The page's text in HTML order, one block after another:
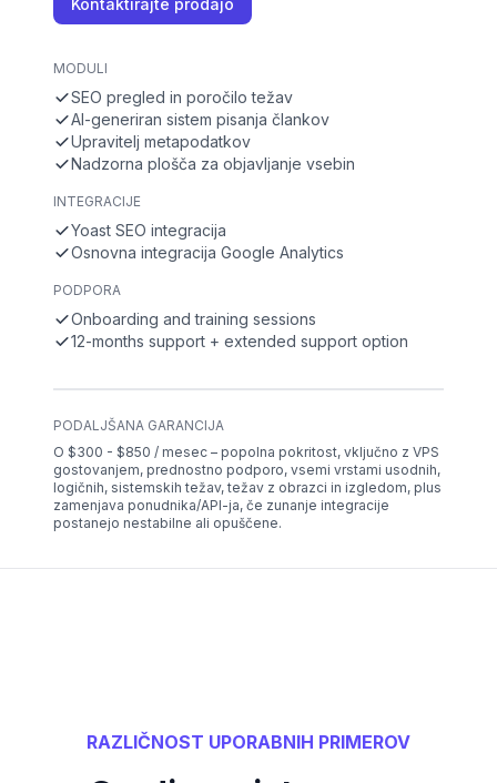
Kontaktirajte prodajo
MODULI
SEO pregled in poročilo težav
AI-generiran sistem pisanja člankov
Upravitelj metapodatkov
Nadzorna plošča za objavljanje vsebin
INTEGRACIJE
Yoast SEO integracija
Osnovna integracija Google Analytics
PODPORA
Onboarding and training sessions
12-months support + extended support option
PODALJŠANA GARANCIJA
O $300 - $850 / mesec – popolna pokritost, vključno z VPS
gostovanjem, prednostno podporo, vsemi vrstami usodnih,
logičnih, sistemskih težav, težav z obrazci in izgledom, plus
zamenjava ponudnika/API-ja, če zunanje integracije
postanejo nestabilne ali opuščene.
RAZLIČNOST UPORABNIH PRIMEROV